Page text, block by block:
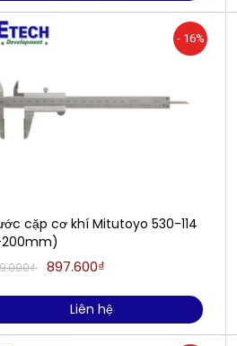
- 16%
cặp cơ khí Mitutoyo 530-114
897.600₫
Liên hệ